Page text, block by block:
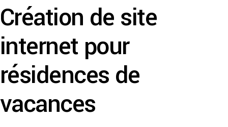
Création de site
internet pour
résidences de
vacances